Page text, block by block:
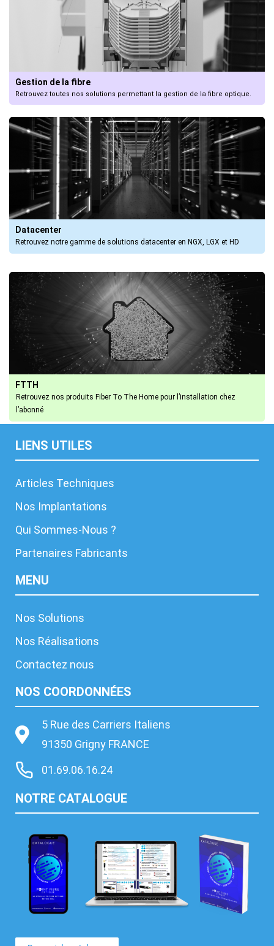
Gestion de la fibre
Retrouvez toutes nos solutions permettant la gestion de la fibre optique.
Datacenter
Retrouvez notre gamme de solutions datacenter en NGX, LGX et HD
FTTH
Retrouvez nos produits Fiber To The Home pour l’installation chez
l’abonné
LIENS UTILES
Articles Techniques
Nos Implantations
Qui Sommes-Nous ?
Partenaires Fabricants
MENU
Nos Solutions
Nos Réalisations
Contactez nous
NOS COORDONNÉES
5 Rue des Carriers Italiens
91350 Grigny FRANCE
01.69.06.16.24
NOTRE CATALOGUE